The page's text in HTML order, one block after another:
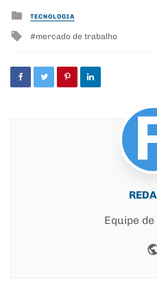
Posted
in
TECNOLOGIA
Tagged
mercado de trabalho
Equipe